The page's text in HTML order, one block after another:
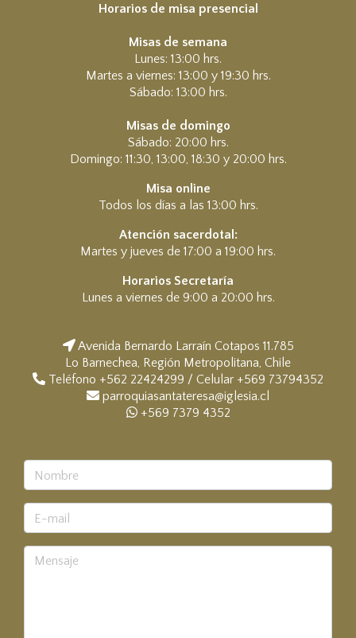
Horarios de misa presencial
Misas de semana
Lunes: 13:00 hrs.
Martes a viernes: 13:00 y 19:30 hrs.
Sábado: 13:00 hrs.
Misas de domingo
Sábado: 20:00 hrs.
Domingo: 11:30, 13:00, 18:30 y 20:00 hrs.
Misa online
Todos los días a las 13:00 hrs.
Atención sacerdotal:
Martes y jueves de 17:00 a 19:00 hrs.
Horarios Secretaría
Lunes a viernes de 9:00 a 20:00 hrs.
Avenida Bernardo Larraín Cotapos 11.785
Lo Barnechea, Región Metropolitana, Chile
Teléfono +562 22424299 / Celular +569 73794352
parroquiasantateresa@iglesia.cl
+569 7379 4352